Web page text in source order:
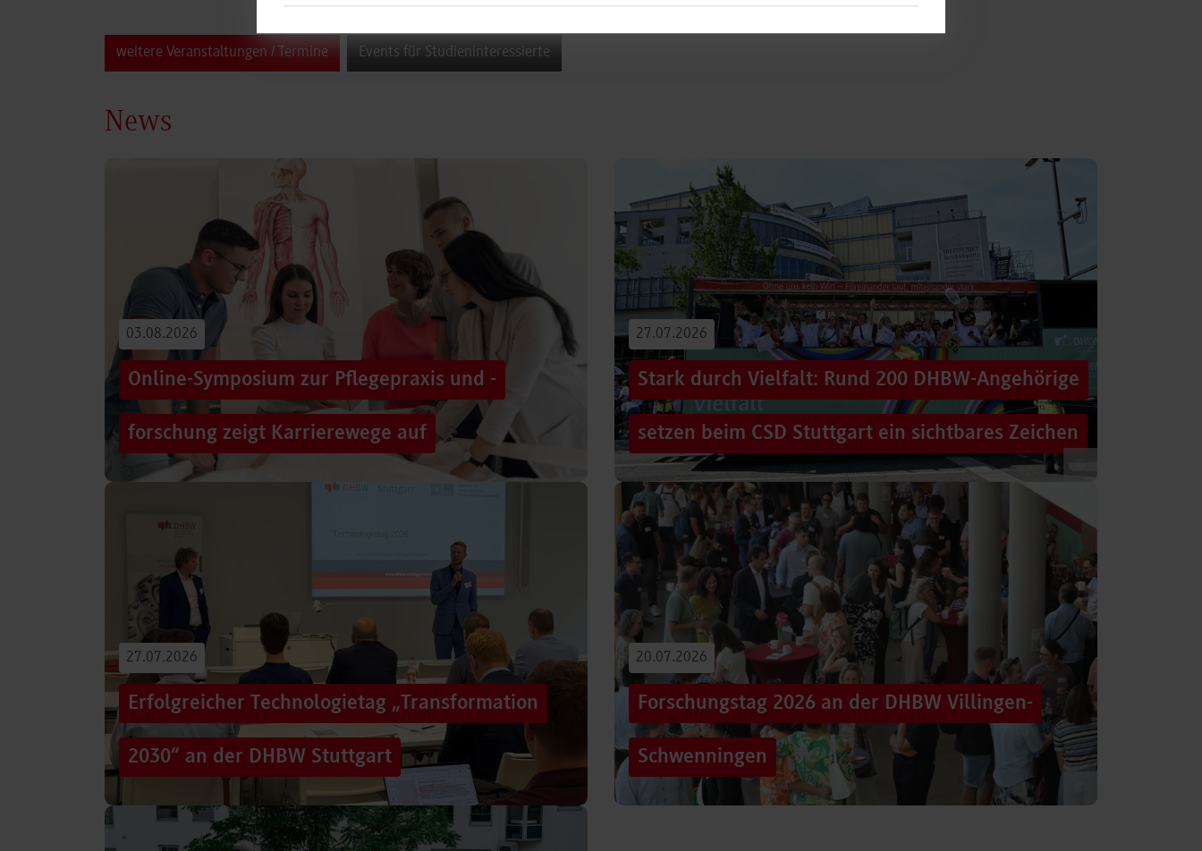
weitere Veranstaltungen / Termine Events für Studieninteressierte
News
03.08.2026
Online-Symposium zur Pflegepraxis und -
forschung zeigt Karrierewege auf
Von der Promotion in Australien über die Weiterentwicklung
Führungsaufgaben – Drei…
Beitrag lesen
27.07.2026
Stark durch Vielfalt: Rund 200 DHBW-Angehörige
setzen beim CSD Stuttgart ein sichtbares Zeichen
Hunderttausende Menschen säumten am Samstag die Straßen der
Stuttgarter Innenstadt. Mitten im farbenfrohen Zug: ein eigener DHBW-
Truck, eine große…
Beitrag lesen
27.07.2026
Erfolgreicher Technologietag „Transformation
2030“ an der DHBW Stuttgart
Wie gelingt Transformation in einer Zeit, in der sich Technologien, Märkte
und gesellschaftliche Rahmenbedingungen immer schneller verändern?
Genau…
20.07.2026
Forschungstag 2026 an der DHBW Villingen-
Schwenningen
Grenzen überschreiten – und dennoch eine Verbindung schaffen, mit